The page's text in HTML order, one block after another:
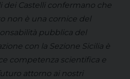
dei Castelli confermano che
non è una cornice del
pubblica del
con la Sezione Sicilia è
competenza scientifica e
attorno ai nostri